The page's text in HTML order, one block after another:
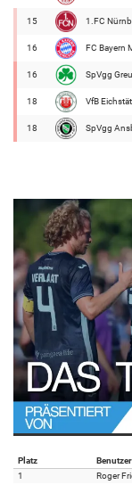
15 1.FC
16 FC Bayern
16 SpVgg
18 VfB
18 SpVgg
Platz Benutzer
1
Roger